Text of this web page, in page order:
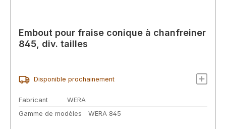
Embout pour fraise conique à chanfreiner
845, div. tailles
Disponible prochainement
Fabricant
WERA
Gamme de modèles
WERA 845